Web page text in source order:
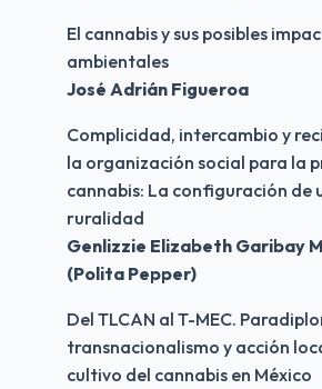
El cannabis y sus posibles
ambientales
José Adrián Figueroa
Complicidad, intercambio y
la organización social para la
cannabis: La configuración de
ruralidad
Genlizzie Elizabeth Garibay
(Polita Pepper)
Del TLCAN al T-MEC.
transnacionalismo y acción
cultivo del cannabis en México